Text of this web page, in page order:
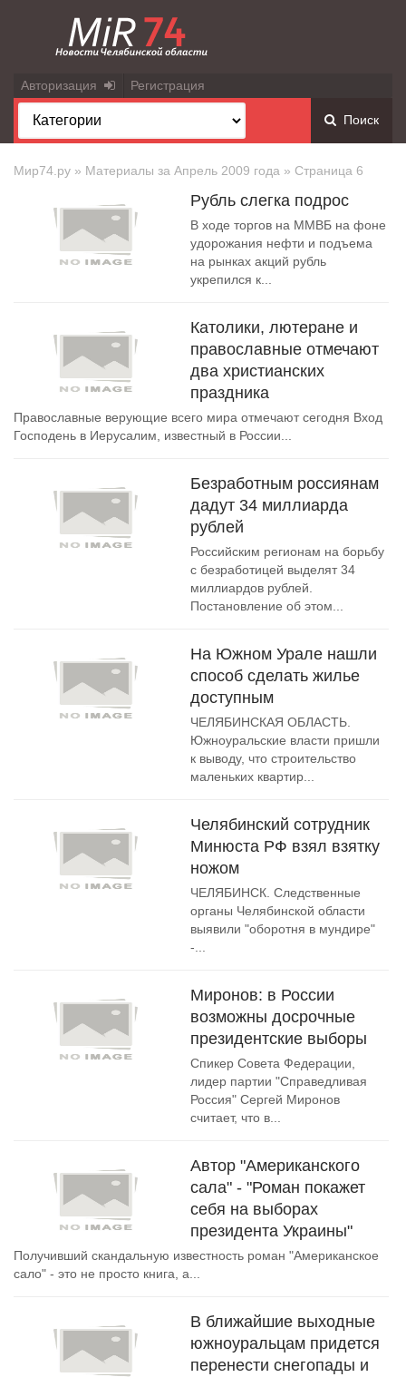
Авторизация Регистрация
Поиск
Мир74.ру » Материалы за Апрель 2009 года » Страница 6
Рубль слегка подрос
В ходе торгов на ММВБ на фоне
удорожания нефти и подъема
на рынках акций рубль
укрепился к...
Католики, лютеране и
православные отмечают
два христианских
праздника
Православные верующие всего мира отмечают сегодня Вход
Господень в Иерусалим, известный в России...
Безработным россиянам
дадут 34 миллиарда
рублей
Российским регионам на борьбу
с безработицей выделят 34
миллиардов рублей.
Постановление об этом...
На Южном Урале нашли
способ сделать жилье
доступным
ЧЕЛЯБИНСКАЯ ОБЛАСТЬ.
Южноуральские власти пришли
к выводу, что строительство
маленьких квартир...
Челябинский сотрудник
Минюста РФ взял взятку
ножом
ЧЕЛЯБИНСК. Следственные
органы Челябинской области
выявили "оборотня в мундире"
-...
Миронов: в России
возможны досрочные
президентские выборы
Спикер Совета Федерации,
лидер партии "Справедливая
Россия" Сергей Миронов
считает, что в...
Автор "Американского
сала" - "Роман покажет
себя на выборах
президента Украины"
Получивший скандальную известность роман "Американское
сало" - это не просто книга, а...
В ближайшие выходные
южноуральцам придется
перенести снегопады и